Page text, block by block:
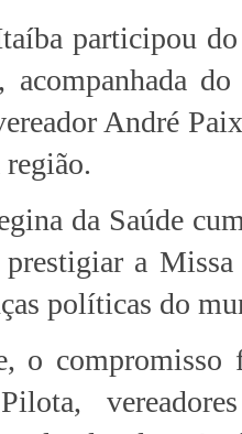
participou
acompanhada
André
da Saúde
a
políticas do
o